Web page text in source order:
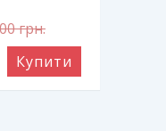
грн.
Купити